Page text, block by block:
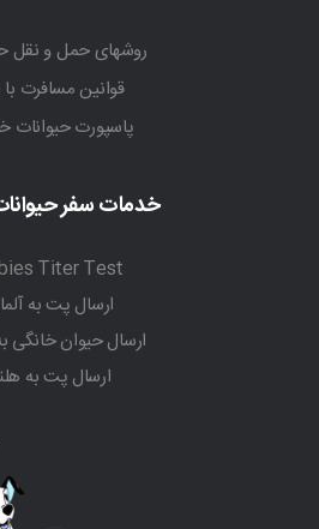
روشهای حمل و نقل
قوانین مسافرت
پاسپورت حیوانات
خدمات سفر
Titer Test
ارسال پت به
ارسال حیوان خانگی
ارسال پت به